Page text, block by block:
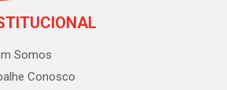
Somos
Conosco